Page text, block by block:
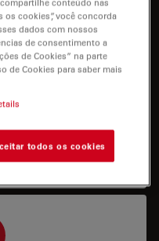
para operar meu
conteúdo nas
os cookies”, você concorda
dados com nossos
de consentimento a
de Cookies” na parte
de Cookies para saber mais
todos os cookies